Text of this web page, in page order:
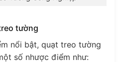
tường
nổi bật, quạt treo tường
số nhược điểm như: